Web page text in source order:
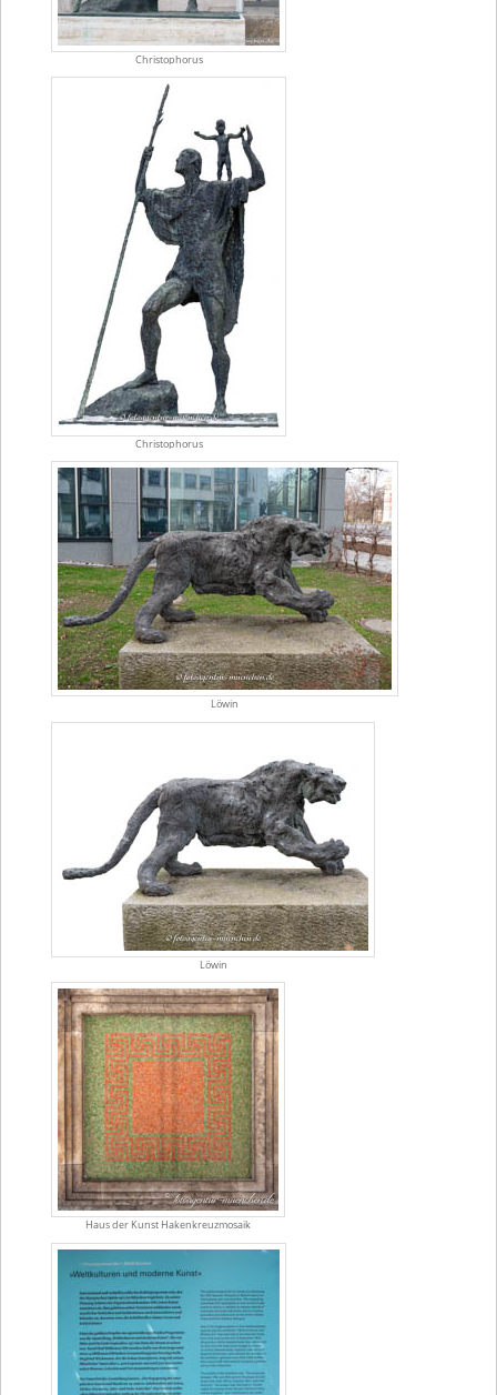
Christophorus
Christophorus
Löwin
Löwin
Haus der Kunst Hakenkreuzmosaik